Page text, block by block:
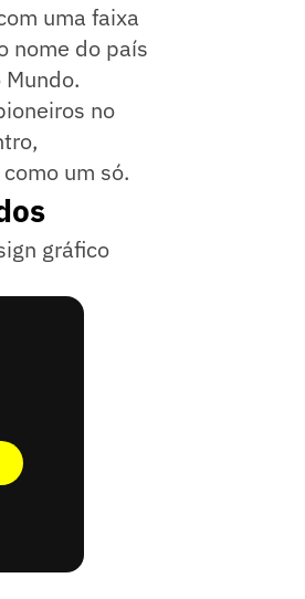
uma faixa
nome do país
no
um só.
gráfico